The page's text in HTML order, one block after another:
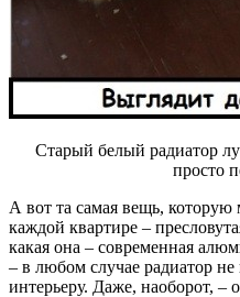
Старый белый радиатор
просто
А вот та самая вещь, которую
каждой квартире –
какая она – современная
– в любом случае радиатор
интерьеру. Даже, наоборот, –